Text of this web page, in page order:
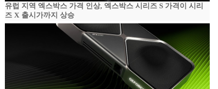
유럽 지역 엑스박스 가격 인상, 엑스박스 시리즈 S 가격이 시리
즈 X 출시가까지 상승